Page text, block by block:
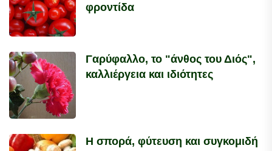
φροντίδα
Γαρύφαλλο, το "άνθος του Διός",
καλλιέργεια και ιδιότητες
Η σπορά, φύτευση και συγκομιδή